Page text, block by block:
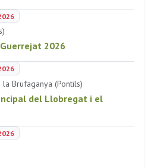
2026
Brufaganya (Pontils)
del Llobregat i el